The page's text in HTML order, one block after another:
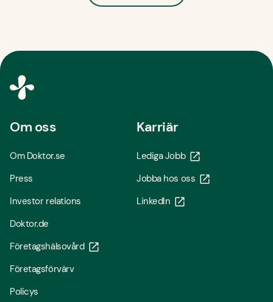
Om oss
Om Doktor.se
Press
Investor relations
Doktor.de
Företagshälsovård
Företagsförvärv
Policys
Karriär
Lediga Jobb
Jobba hos oss
LinkedIn